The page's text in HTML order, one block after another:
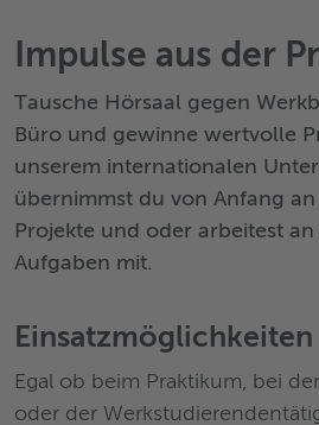
Impulse aus der
Tausche Hörsaal gegen
Büro und gewinne wertvolle
unserem internationalen
übernimmst du von Anfang
Projekte und oder arbeitest
Aufgaben mit.
Einsatzmöglichkeiten
Egal ob beim Praktikum, bei
oder der